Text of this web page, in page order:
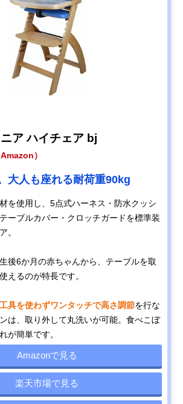
ア ハイチェア bj
）
大人も座れる耐荷重90kg
を使用し、5点式ハーネス・防水クッシ
ーブルカバー・クロッチガードを標準装
。
後6か月の赤ちゃんから、テーブルを取
えるのが特長です。
工具を使わずワンタッチで高さ調節を行な
は、取り外して丸洗いが可能。食べこぼ
が簡単です。
Amazonで見る
楽天市場で見る